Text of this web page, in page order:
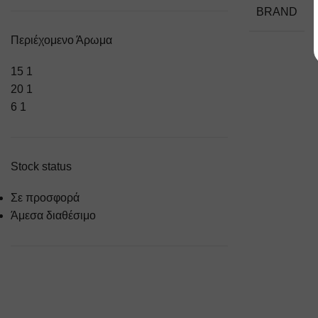
Περιέχομενο Άρωμα
15 1
20 1
6 1
Stock status
Σε προσφορά
Άμεσα διαθέσιμο
BRAND